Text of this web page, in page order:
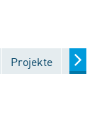
Projekte